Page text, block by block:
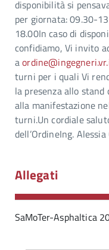
disponibilità si
per giornata: 09.30-
18.00In caso di
confidiamo, Vi invito
a
turni per i quali Vi
la presenza allo stand
alla manifestazione
turni.Un cordiale
dell’OrdineIng.
Allegati
SaMoTer-Asphaltica